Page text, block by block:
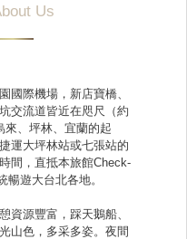
Us
國際機場，新店寶橋、
交流道皆近在咫尺（約
來、坪林、宜蘭的起
運大坪林站或七張站的
間，直抵本旅館Check-
遊大台北各地。
資源豐富，踩天鵝船、
山色，多采多姿。夜間